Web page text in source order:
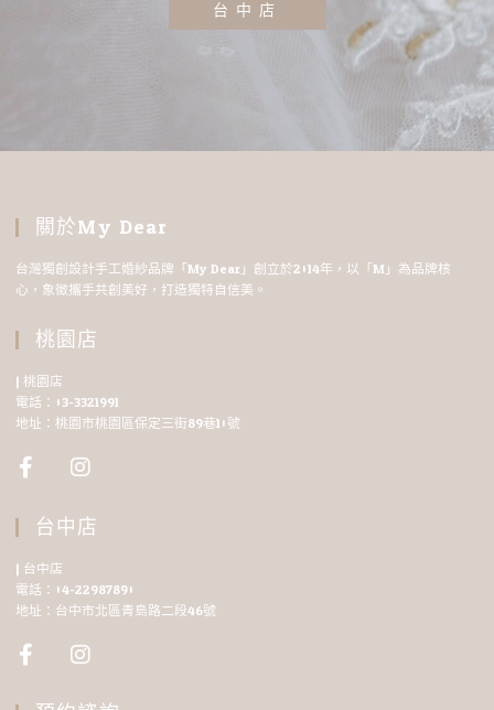
台中店
關於My Dear
台灣獨創設計手工婚紗品牌「My Dear」創立於2014年，以「M」為品牌核
心，象徵攜手共創美好，打造獨特自信美。
桃園店
| 桃園店
電話：03-3321991
地址：桃園市桃園區保定三街89巷10號
台中店
| 台中店
電話：04-22987890
地址：台中市北區青島路二段46號